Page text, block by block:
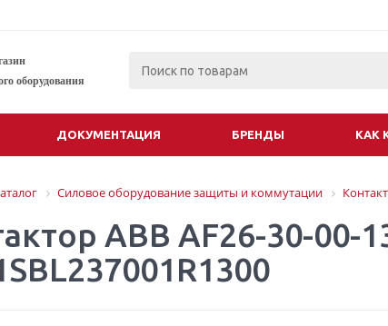
оборудования
ДОКУМЕНТАЦИЯ БРЕНДЫ КАК
Силовое оборудование защиты и коммутации
АВВ AF26-30-00-